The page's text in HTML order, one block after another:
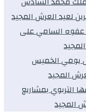
لعيد العرش المجيد
عفوه السامي على
يومي الخميس
المجيد
التربوي بمشاريع
المجيد